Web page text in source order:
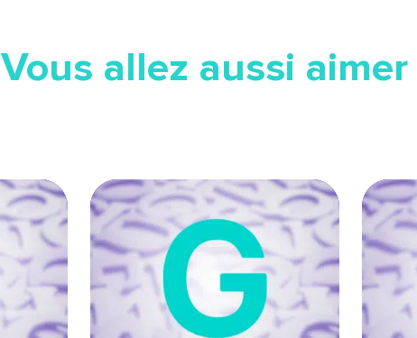
Vous allez aussi aimer